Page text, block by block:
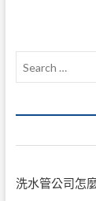
洗水管公司怎